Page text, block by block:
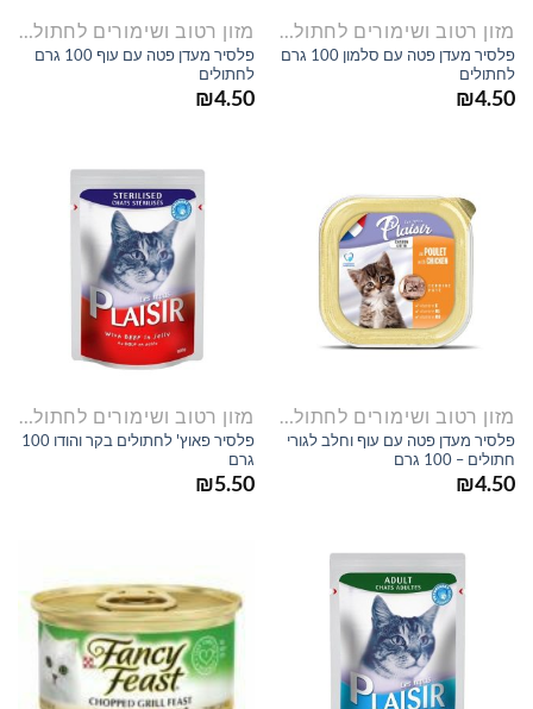
מזון רטוב ושימורים לחתולים
פלסיר מעדן פטה עם סלמון 100 גרם
לחתולים
₪4.50
מזון רטוב ושימורים לחתולים
פלסיר מעדן פטה עם עוף 100 גרם
לחתולים
₪4.50
מזון רטוב ושימורים לחתולים
פלסיר מעדן פטה עם עוף וחלב לגורי
חתולים – 100 גרם
₪4.50
מזון רטוב ושימורים לחתולים
פלסיר פאוץ' לחתולים בקר והודו 100
גרם
₪5.50